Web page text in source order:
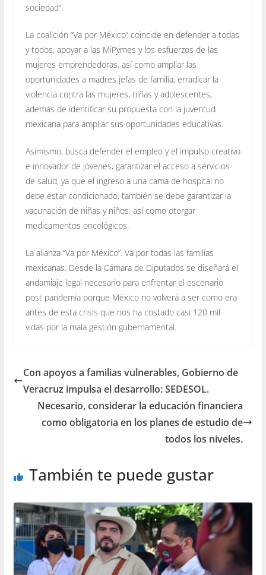
sociedad”.
La coalición “Va por México” coincide en defender a todas
y todos, apoyar a las MiPymes y los esfuerzos de las
mujeres emprendedoras, así como ampliar las
oportunidades a madres jefas de familia, erradicar la
violencia contra las mujeres, niñas y adolescentes,
además de identificar su propuesta con la juventud
mexicana para ampliar sus oportunidades educativas.
Asimismo, busca defender el empleo y el impulso creativo
e innovador de jóvenes, garantizar el acceso a servicios
de salud, ya que el ingreso a una cama de hospital no
debe estar condicionado, también se debe garantizar la
vacunación de niñas y niños, así como otorgar
medicamentos oncológicos.
La alianza “Va por México”. Va por todas las familias
mexicanas. Desde la Cámara de Diputados se diseñará el
andamiaje legal necesario para enfrentar el escenario
post pandemia porque México no volverá a ser como era
antes de esta crisis que nos ha costado casi 120 mil
vidas por la mala gestión gubernamental.
Con apoyos a familias vulnerables, Gobierno de
Veracruz impulsa el desarrollo: SEDESOL.
Necesario, considerar la educación financiera
como obligatoria en los planes de estudio de
todos los niveles.
También te puede gustar